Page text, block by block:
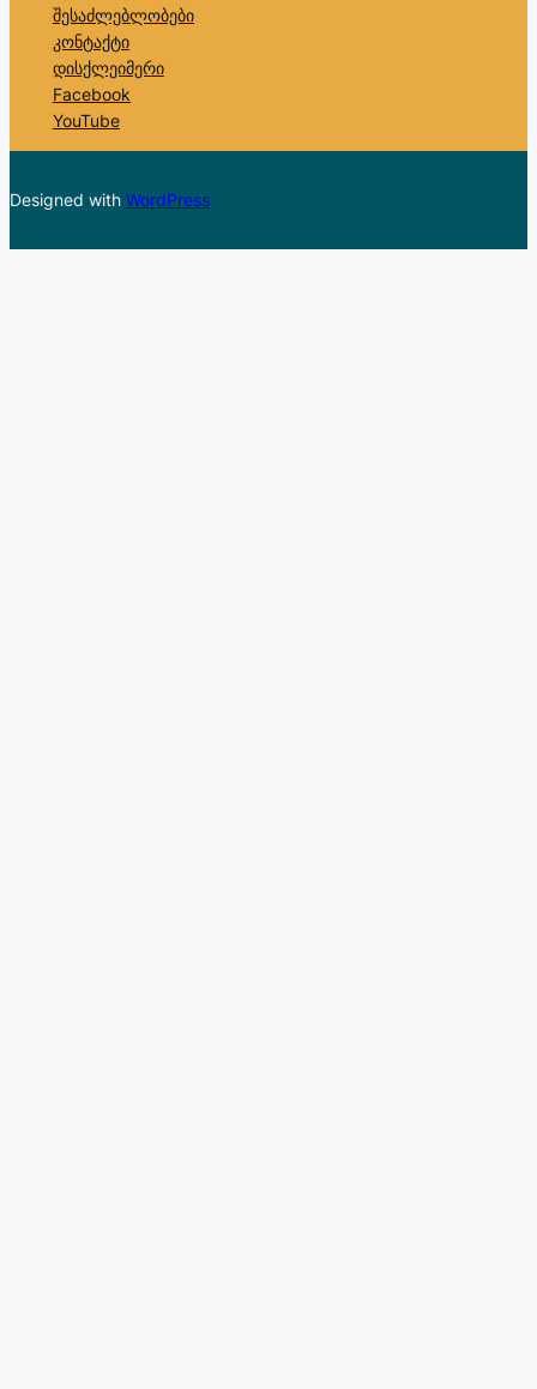
შესაძლებლობები
კონტაქტი
დისქლეიმერი
Facebook
YouTube
Designed with WordPress